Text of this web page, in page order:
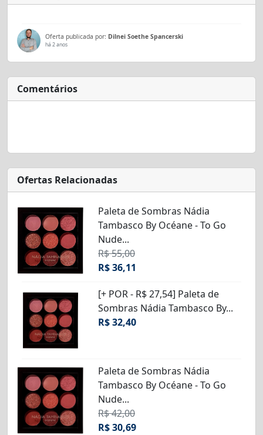
Oferta publicada por: Dilnei Soethe Spancerski
há 2 anos
Comentários
Ofertas Relacionadas
Paleta de Sombras Nádia
Tambasco By Océane - To Go
Nude...
R$ 55,00
R$ 36,11
[+ POR - R$ 27,54] Paleta de
Sombras Nádia Tambasco By...
R$ 32,40
Paleta de Sombras Nádia
Tambasco By Océane - To Go
Nude...
R$ 42,00
R$ 30,69